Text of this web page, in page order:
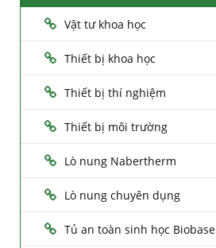
Vật tư khoa học
Thiết bị khoa học
Thiết bị thí nghiệm
Thiết bị môi trường
Lò nung Nabertherm
Lò nung chuyên dụng
Tủ an toàn sinh học Biobase